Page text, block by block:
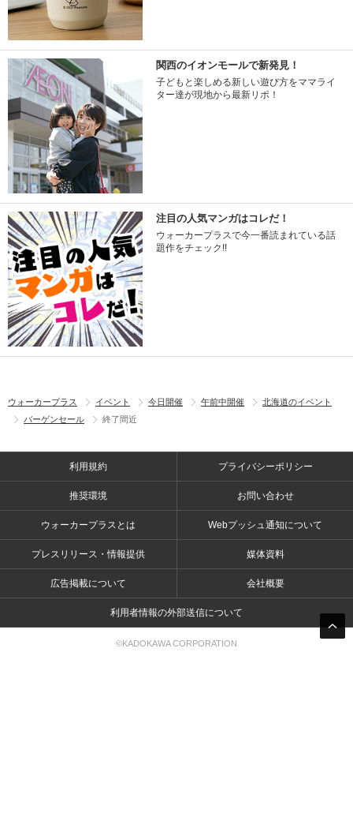
関西のイオンモールで新発見！
子どもと楽しめる新しい遊び方をママライ
ター達が現地から最新リポ！
注目の人気マンガはコレだ！
ウォーカープラスで今一番読まれている話
題作をチェック!!
ウォーカープラス イベント 今日開催 午前中開催
北海道のイベント
バーゲンセール
終了間近
利用規約 プライバシーポリシー
推奨環境 お問い合わせ
ウォーカープラスとは Webプッシュ通知について
プレスリリース・情報提供 媒体資料
広告掲載について 会社概要
利用者情報の外部送信について
©KADOKAWA CORPORATION